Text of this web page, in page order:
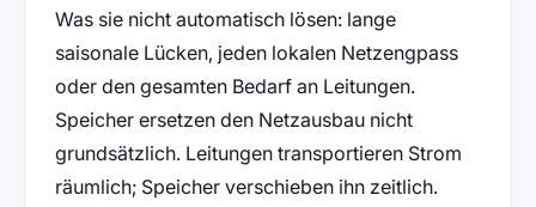
Was sie nicht automatisch lösen: lange
saisonale Lücken, jeden lokalen Netzengpass
oder den gesamten Bedarf an Leitungen.
Speicher ersetzen den Netzausbau nicht
grundsätzlich. Leitungen transportieren Strom
räumlich; Speicher verschieben ihn zeitlich.